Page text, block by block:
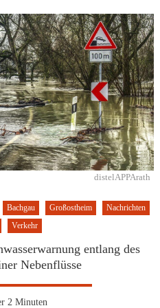
distelAPPArath
Bachgau Großostheim
Nachrichten
Verkehr
entlang des
Nebenflüsse
2 Minuten